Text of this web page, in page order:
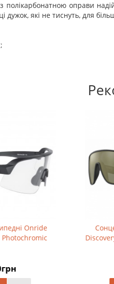
полікарбонатною оправи
дужок, які не тиснуть, для
Сонцезахисні
Discovery Noir Mat